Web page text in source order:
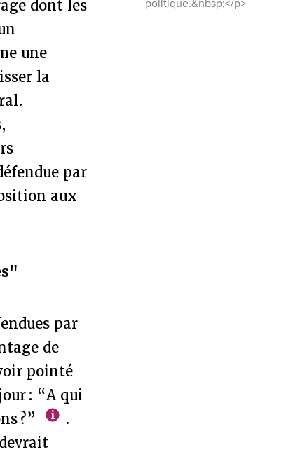
politique.&nbsp;</p>
dont les
une
la
par
aux
par
de
pointé
: “A qui
?”
.